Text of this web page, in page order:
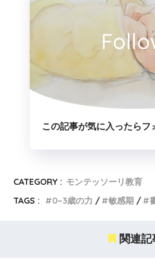
この記事が気に入ったらフ
CATEGORY : モンテッソーリ教育
TAGS :
0~3歳の力 敏感期
関連記